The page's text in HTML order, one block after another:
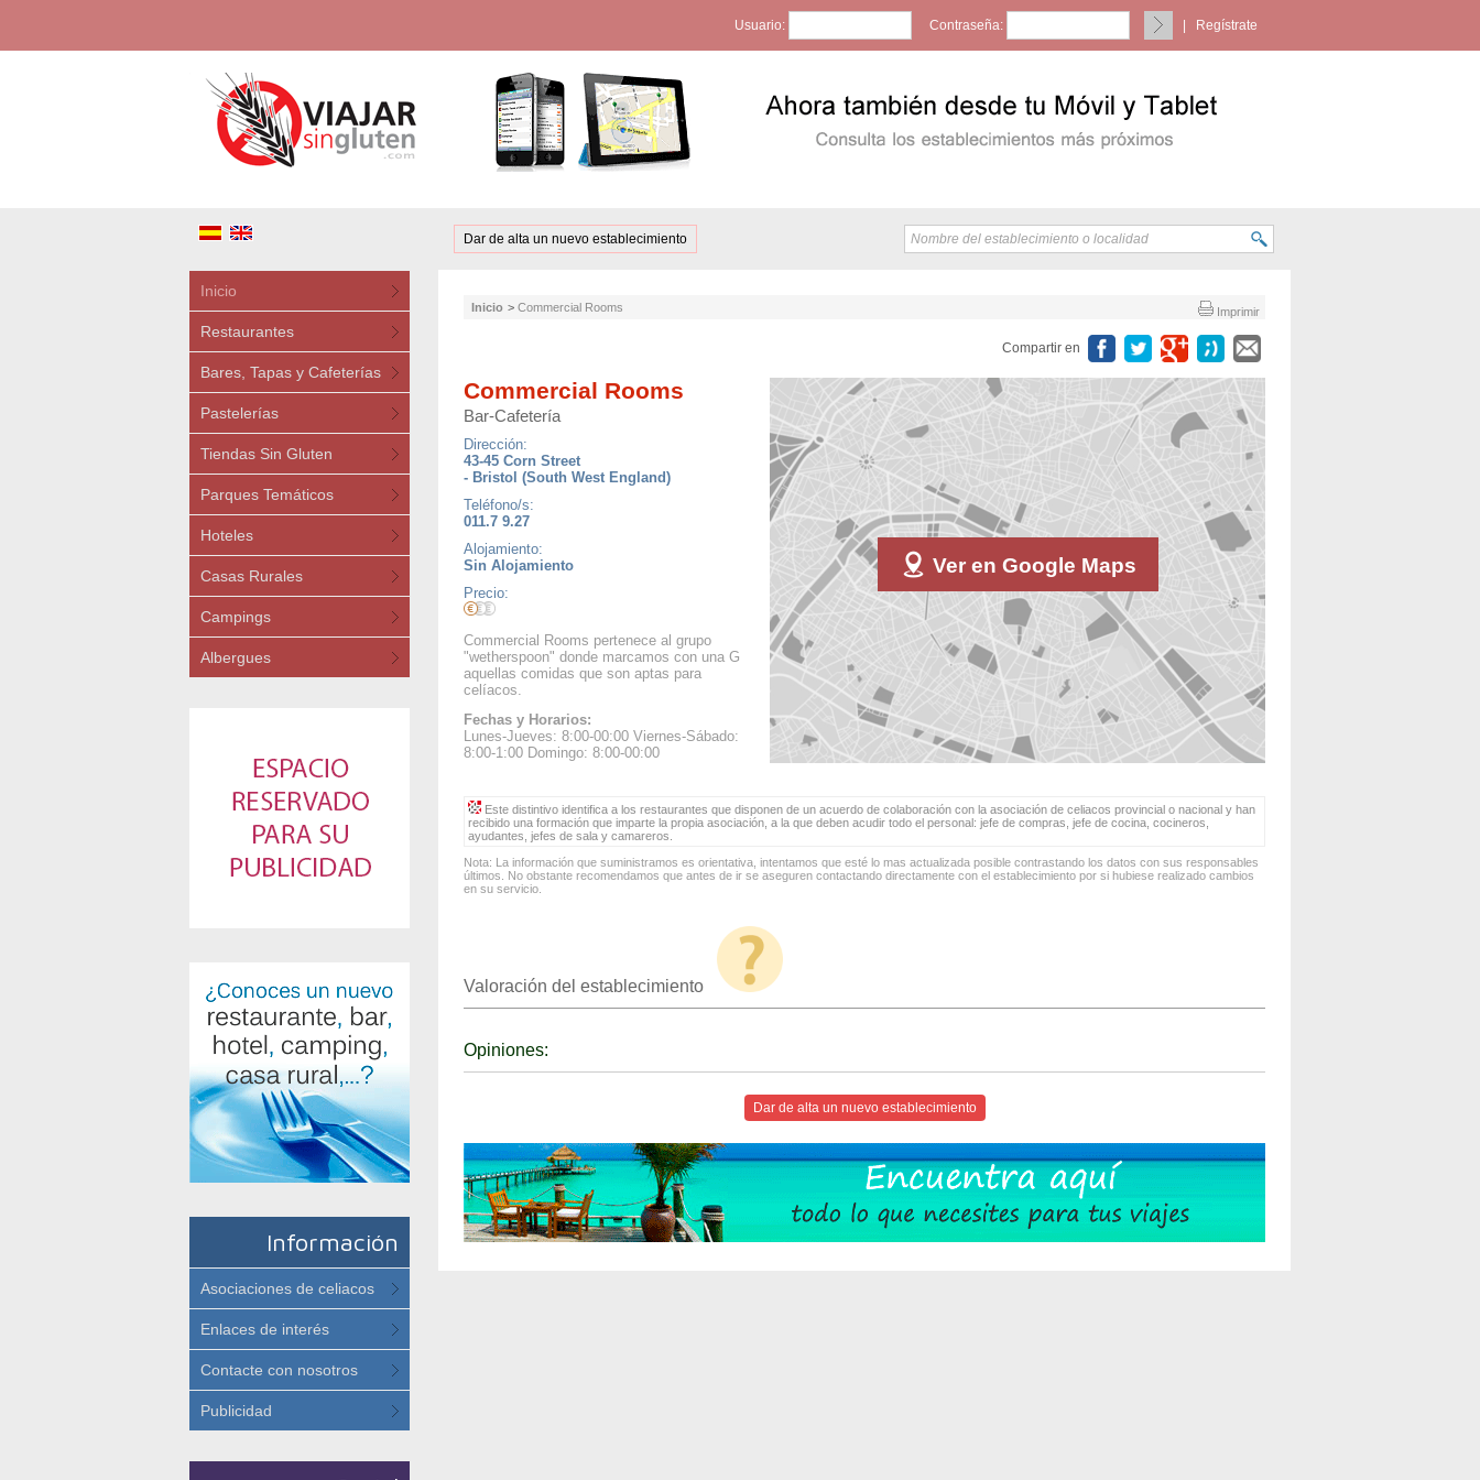
Usuario: Contraseña: Regístrate
Dar de alta un nuevo establecimiento
Inicio
Restaurantes
Bares, Tapas y Cafeterías
Pastelerías
Tiendas Sin Gluten
Parques Temáticos
Hoteles
Casas Rurales
Campings
Albergues
Información
Asociaciones de celiacos
Enlaces de interés
Contacte con nosotros
Publicidad
Imprimir
Inicio > Commercial Rooms
Compartir en
Ver en Google Maps
Commercial Rooms
Bar-Cafetería
Dirección:
43-45 Corn Street
- Bristol (South West England)
Teléfono/s:
011.7 9.27
Alojamiento:
Sin Alojamiento
Precio:
Commercial Rooms pertenece al grupo
"wetherspoon" donde marcamos con una G
aquellas comidas que son aptas para
celíacos.
Fechas y Horarios:
Lunes-Jueves: 8:00-00:00 Viernes-Sábado:
8:00-1:00 Domingo: 8:00-00:00
Este distintivo identifica a los restaurantes que disponen de un acuerdo de colaboración con la asociación de celiacos provincial o nacional y han
recibido una formación que imparte la propia asociación, a la que deben acudir todo el personal: jefe de compras, jefe de cocina, cocineros,
ayudantes, jefes de sala y camareros.
Nota: La información que suministramos es orientativa, intentamos que esté lo mas actualizada posible contrastando los datos con sus responsables
últimos. No obstante recomendamos que antes de ir se aseguren contactando directamente con el establecimiento por si hubiese realizado cambios
en su servicio.
Valoración del establecimiento
Opiniones:
Dar de alta un nuevo establecimiento